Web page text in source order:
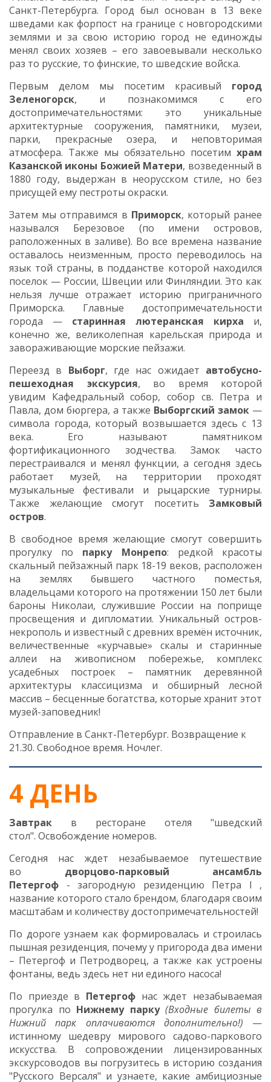
Санкт-Петербурга. Город был основан в 13 веке
шведами как форпост на границе с новгородскими
землями и за свою историю город не единожды
менял своих хозяев – его завоевывали несколько
раз то русские, то финские, то шведские войска.
Первым делом мы посетим красивый город
Зеленогорск, и познакомимся с его
достопримечательностями: это уникальные
архитектурные сооружения, памятники, музеи,
парки, прекрасные озера, и неповторимая
атмосфера. Также мы обязательно посетим храм
Казанской иконы Божией Матери, возведенный в
1880 году, выдержан в неорусском стиле, но без
присущей ему пестроты окраски.
Затем мы отправимся в Приморск, который ранее
назывался Березовое (по имени островов,
раположенных в заливе). Во все времена название
оставалось неизменным, просто переводилось на
язык той страны, в подданстве которой находился
поселок — России, Швеции или Финляндии. Это как
нельзя лучше отражает историю приграничного
Приморска. Главные достопримечательности
города — старинная лютеранская кирха и,
конечно же, великолепная карельская природа и
завораживающие морские пейзажи.
Переезд в Выборг, где нас ожидает автобусно-
пешеходная экскурсия, во время которой
увидим Кафедральный собор, собор св. Петра и
Павла, дом бюргера, а также Выборгский замок —
символа города, который возвышается здесь с 13
века. Его называют памятником
фортификационного зодчества. Замок часто
перестраивался и менял функции, а сегодня здесь
работает музей, на территории проходят
музыкальные фестивали и рыцарские турниры.
Также желающие смогут посетить Замковый
остров.
В свободное время желающие смогут совершить
прогулку по парку Монрепо: редкой красоты
скальный пейзажный парк 18-19 веков, расположен
на землях бывшего частного поместья,
владельцами которого на протяжении 150 лет были
бароны Николаи, служившие России на поприще
просвещения и дипломатии. Уникальный остров-
некрополь и известный с древних времён источник,
величественные «курчавые» скалы и старинные
аллеи на живописном побережье, комплекс
усадебных построек – памятник деревянной
архитектуры классицизма и обширный лесной
массив – бесценные богатства, которые хранит этот
музей-заповедник!
Отправление в Санкт-Петербург. Возвращение к
21.30. Свободное время. Ночлег.
4 ДЕНЬ
Завтрак в ресторане отеля "шведский
стол". Освобождение номеров.
Сегодня нас ждет незабываемое путешествие
во дворцово-парковый ансамбль
Петергоф - загородную резиденцию Петра I ,
название которого стало брендом, благодаря своим
масштабам и количеству достопримечательностей!
По дороге узнаем как формировалась и строилась
пышная резиденция, почему у пригорода два имени
– Петергоф и Петродворец, а также как устроены
фонтаны, ведь здесь нет ни единого насоса!
По приезде в Петергоф нас ждет незабываемая
прогулка по Нижнему парку (Входные билеты в
Нижний парк оплачиваются дополнительно!) —
истинному шедевру мирового садово-паркового
искусства. В сопровождении лицензированных
экскурсоводов вы погрузитесь в историю создания
"Русского Версаля" и узнаете, какие амбициозные